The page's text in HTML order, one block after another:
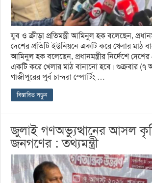
যুব ও ক্রীড়া প্রতিমন্ত্রী আমিনুল হক বলেছেন,
দেশের প্রতিটি ইউনিয়নে একটি করে খেলার মাঠ
আমিনুল হক বলেছেন, প্রধানমন্ত্রীর নির্দেশে দেশের
একটি করে খেলার মাঠ বানানো হবে। শুক্রবার
গাজীপুরের পুর্ব চান্দরা স্পোর্টিং …
বিস্তারিত পড়ুন
জুলাই গণঅভ্যুত্থানের আসল
জনগণের : তথ্যমন্ত্রী